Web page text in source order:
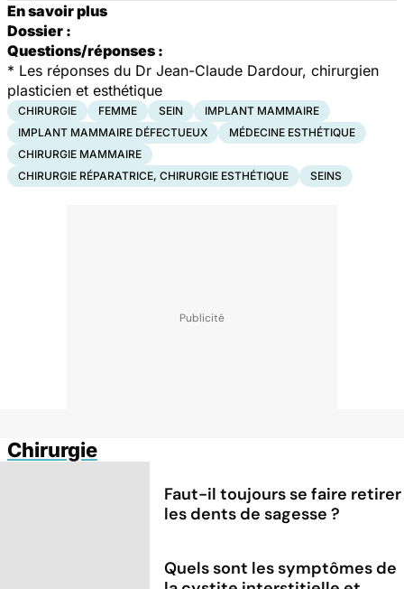
En savoir plus
Dossier :
Questions/réponses :
* Les réponses du Dr Jean-Claude Dardour, chirurgien
plasticien et esthétique
CHIRURGIE FEMME SEIN
IMPLANT MAMMAIRE
IMPLANT MAMMAIRE DÉFECTUEUX
MÉDECINE ESTHÉTIQUE
CHIRURGIE MAMMAIRE
CHIRURGIE RÉPARATRICE, CHIRURGIE ESTHÉTIQUE
SEINS
Chirurgie
Faut-il toujours se faire retirer
les dents de sagesse ?
Quels sont les symptômes de